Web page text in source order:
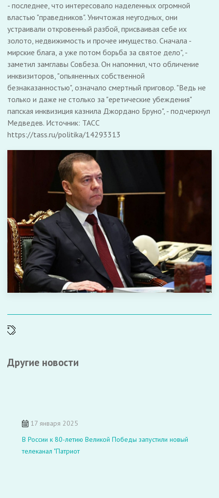
- последнее, что интересовало наделенных огромной
властью "праведников". Уничтожая неугодных, они
устраивали откровенный разбой, присваивая себе их
золото, недвижимость и прочее имущество. Сначала -
мирские блага, а уже потом борьба за святое дело", -
заметил замглавы Совбеза. Он напомнил, что обличение
инквизиторов, "опьяненных собственной
безнаказанностью", означало смертный приговор. "Ведь не
только и даже не столько за "еретические убеждения"
папская инквизиция казнила Джордано Бруно", - подчеркнул
Медведев. Источник: ТАСС
https://tass.ru/politika/14293313
Другие новости
17 января 2025
В России к 80-летию Великой Победы запустили новый
телеканал "Патриот